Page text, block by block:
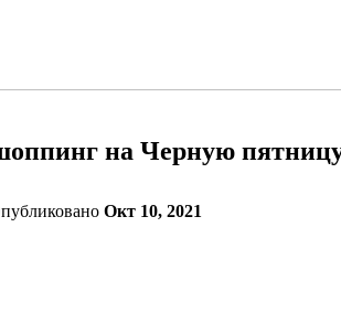
на Черную
Окт 10, 2021